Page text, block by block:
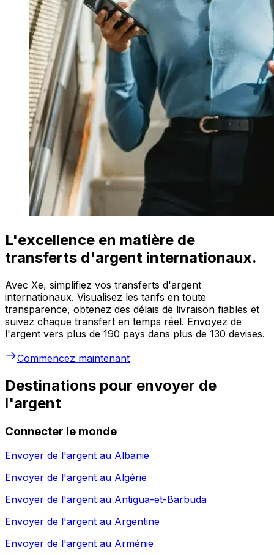
L'excellence en matière de
transferts d'argent internationaux.
Avec Xe, simplifiez vos transferts d'argent
internationaux. Visualisez les tarifs en toute
transparence, obtenez des délais de livraison fiables et
suivez chaque transfert en temps réel. Envoyez de
l'argent vers plus de 190 pays dans plus de 130 devises.
Commencez maintenant
Destinations pour envoyer de
l'argent
Connecter le monde
Envoyer de l'argent au Albanie
Envoyer de l'argent au Algérie
Envoyer de l'argent au Antigua-et-Barbuda
Envoyer de l'argent au Argentine
Envoyer de l'argent au Arménie